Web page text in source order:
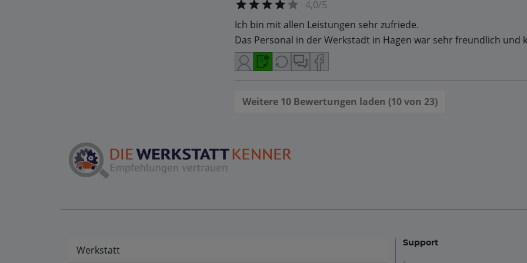
4,0/5
Ich bin mit allen Leistungen sehr zufriede.
Das Personal in der Werkstadt in Hagen war sehr freundlich und
Weitere 10 Bewertungen laden (10 von 23)
Werkstatt
Support